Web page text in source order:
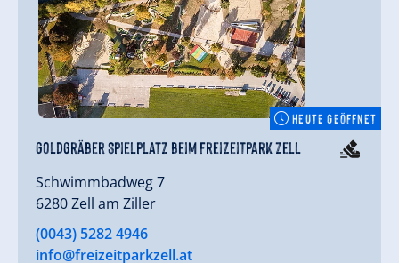
HEUTE GEÖFFNET
Goldgräber Spielplatz beim Freizeitpark Zell
Schwimmbadweg 7
6280 Zell am Ziller
(0043) 5282 4946
info@freizeitparkzell.at